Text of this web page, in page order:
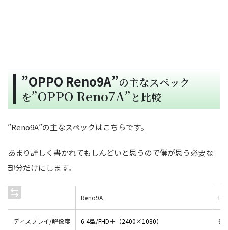
”OPPO Reno9A”の主なスペック
を”OPPO Reno7A” と比較
”Reno9A”の主なスペックはこちらです。
あまり詳しく書かれてもしんどいと思うので僕が思う必要な
部分だけにします。
Reno9A
ディスプレイ/解像度 6.4型/FHD＋（2400×1080）